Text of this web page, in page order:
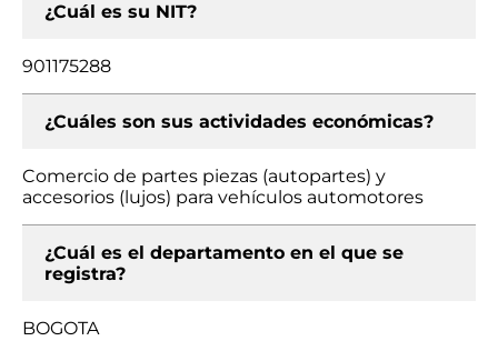
¿Cuál es su NIT?
901175288
¿Cuáles son sus actividades económicas?
Comercio de partes piezas (autopartes) y
accesorios (lujos) para vehículos automotores
¿Cuál es el departamento en el que se
registra?
BOGOTA